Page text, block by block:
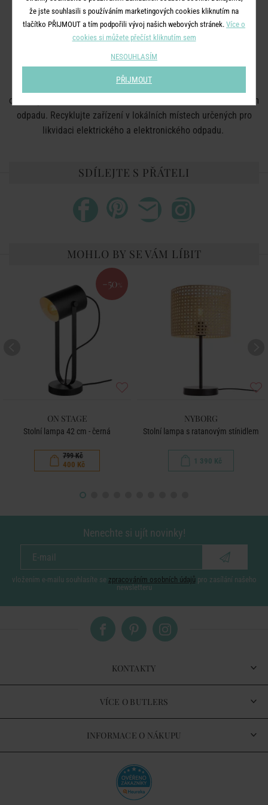
Třída ochrany:II
Pouze pro vnitřní použití.
LIKVIDACE: Tento produkt odpovídá platným evropským
normám. V souladu s EU nařízením WEE (waste electrical and
electronic equipment – likvidace elektrického a elektronického
odpadu) nelze výrobek zlikvidovat v běžném domácím smíšeném
odpadu. Recyklujte zařízení v lokálních místech určených pro
likvidaci elektrického a elektronického odpadu.
SDÍLEJTE S PŘÁTELI
MOHLO BY SE VÁM LÍBIT
-50 %
ON STAGE
Stolní lampa 42 cm - černá
799 Kč
400 Kč
NYBORG
Stolní lampa s ratanovým stínidlem
1 390 Kč
Nenechte si ujít novinky!
vložením e-mailu souhlasíte se zpracováním osobních údajů pro zasílání našeho
newsletteru
KONTAKTY
VÍCE O BUTLERS
INFORMACE O NÁKUPU
že jste souhlasili s používáním marketingových cookies kliknutím na
tlačítko PŘIJMOUT a tím podpořili vývoj našich webových stránek. Více o
cookies si můžete přečíst kliknutím sem
NESOUHLASÍM
PŘIJMOUT